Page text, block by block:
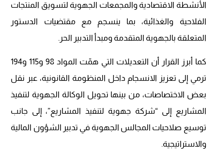
الأنشطة الاقتصادية والمجمعات الجهوية لتسويق المنتجات
الفلاحية والغذائية، بما ينسجم مع مقتضيات الدستور
المتعلقة بالجهوية المتقدمة ومبدأ التدبير الحر.
كما أبرز القرار أن التعديلات التي همّت المواد 98 و115 و194
ترمي إلى تعزيز الانسجام داخل المنظومة القانونية، عبر نقل
بعض الاختصاصات، من بينها تحويل الوكالة الجهوية لتنفيذ
المشاريع إلى “شركة جهوية لتنفيذ المشاريع”، إلى جانب
توسيع صلاحيات المجالس الجهوية في تدبير الشؤون المالية
والاستراتيجية.